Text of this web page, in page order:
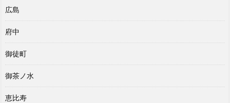
広島
府中
御徒町
御茶ノ水
恵比寿